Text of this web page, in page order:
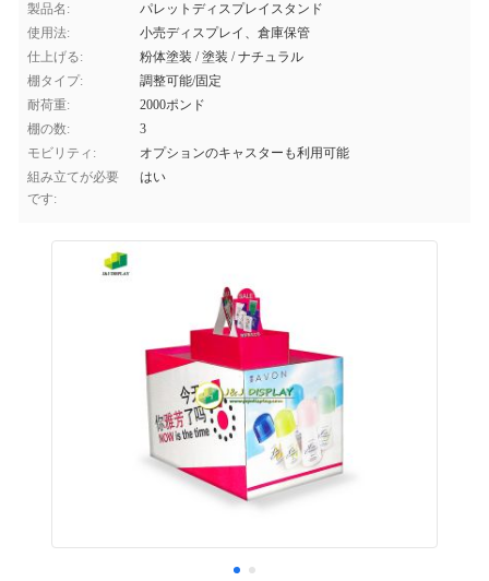
製品名:
パレットディスプレイスタンド
使用法:
小売ディスプレイ、倉庫保管
仕上げる:
粉体塗装 / 塗装 / ナチュラル
棚タイプ:
調整可能/固定
耐荷重:
2000ポンド
棚の数:
3
モビリティ:
オプションのキャスターも利用可能
組み立てが必要
です:
はい